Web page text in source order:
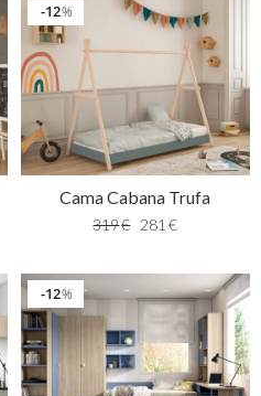
%
12
Cama Cabana Trufa
319€ 281 €
%
12